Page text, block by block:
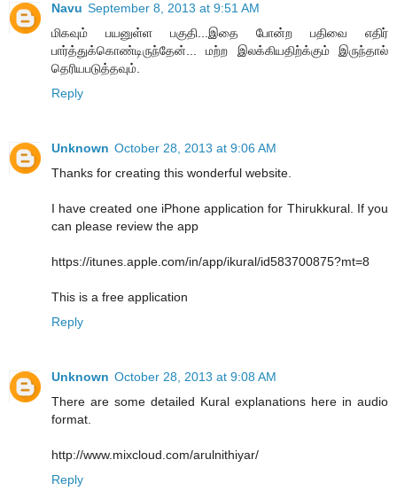
Navu September 8, 2013 at 9:51 AM
மிகவும் பயனுள்ள பகுதி...இதை போன்ற பதிவை எதிர்
பார்த்துக்கொண்டிருந்தேன்... மற்ற இலக்கியதிற்க்கும் இருந்தால்
தெரியபடுத்தவும்.
Reply
Unknown October 28, 2013 at 9:06 AM
Thanks for creating this wonderful website.
I have created one iPhone application for Thirukkural. If you
can please review the app
https://itunes.apple.com/in/app/ikural/id583700875?mt=8
This is a free application
Reply
Unknown October 28, 2013 at 9:08 AM
There are some detailed Kural explanations here in audio
format.
http://www.mixcloud.com/arulnithiyar/
Reply